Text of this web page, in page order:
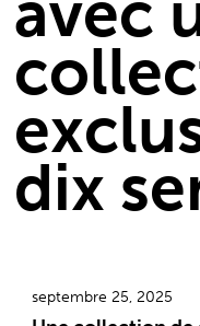
dix
septembre 25, 2025